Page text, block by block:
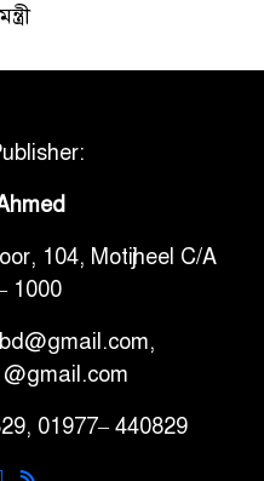
৩ ম্যাচে গোল ভিনির, ইতিহাস
জিতবে ব্রাজিল
৩শ কেজি বই বিক্রির
মাদ্রাসা সুপারের বিরুদ্ধে
কঠোর নির্দেশনা
104, Motijheel C/A
1000
01977– 440829